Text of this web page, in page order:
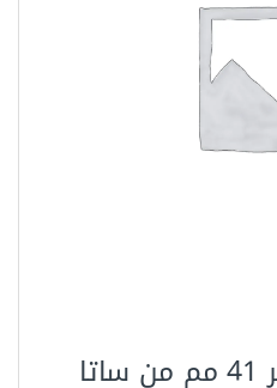
مفتاح دق مشرشر 41 مم من ساتا